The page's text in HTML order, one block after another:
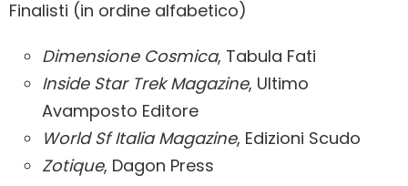
Finalisti (in ordine alfabetico)
Dimensione Cosmica, Tabula Fati
Inside Star Trek Magazine, Ultimo
Avamposto Editore
World Sf Italia Magazine, Edizioni Scudo
Zotique, Dagon Press